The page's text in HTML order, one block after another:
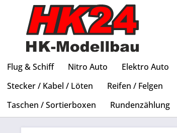
Flug & Schiff Nitro Auto Elektro Auto
Stecker / Kabel / Löten
Reifen / Felgen
Taschen / Sortierboxen
Rundenzählung